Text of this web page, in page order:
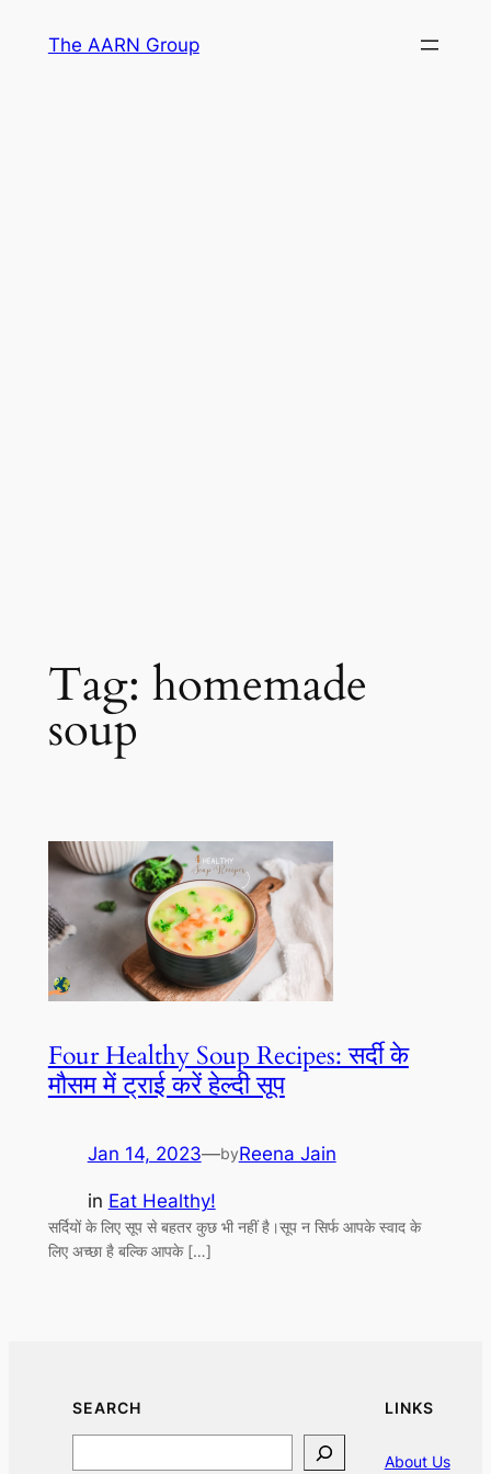
The AARN Group
Tag: homemade
soup
Four Healthy Soup Recipes: सर्दी के
मौसम में ट्राई करें हेल्दी सूप
Jan 14, 2023—byReena Jain
in Eat Healthy!
सर्दियों के लिए सूप से बहतर कुछ भी नहीं है।सूप न सिर्फ आपके स्वाद के
लिए अच्छा है बल्कि आपके […]
SEARCH LINKS
About Us